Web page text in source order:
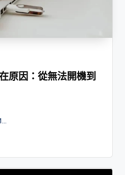
原因：從無法開機到